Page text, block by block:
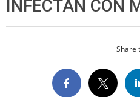
INFECTAN CON
Share